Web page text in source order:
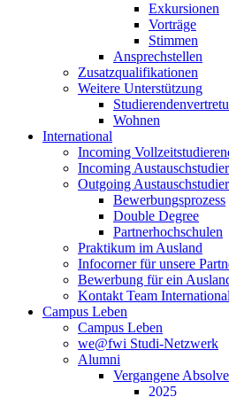
Exkursionen
Vorträge
Stimmen
Ansprechstellen
Zusatzqualifikationen
Weitere Unterstützung
Wohnen
International
Incoming
Incoming
Outgoing
Bewerbungsprozess
Double Degree
Partnerhochschulen
Praktikum im Ausland
Infocorner für unsere
Bewerbung für ein
Kontakt Team International
Campus Leben
Campus Leben
we@fwi Studi-Netzwerk
Alumni
Vergangene
2025